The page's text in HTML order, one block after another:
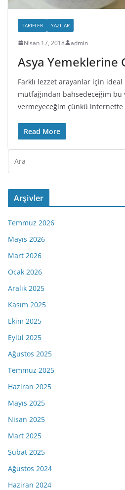
TARIFLER YAZILAR
Nisan 17, 2018 admin
Asya Yemeklerine
Farklı lezzet arayanlar için
mutfağından bahsedeceğim bu
vermeyeceğim çünkü internette
Read More
Arşivler
Temmuz 2026
Mayıs 2026
Mart 2026
Ocak 2026
Aralık 2025
Kasım 2025
Ekim 2025
Eylül 2025
Ağustos 2025
Temmuz 2025
Haziran 2025
Mayıs 2025
Nisan 2025
Mart 2025
Şubat 2025
Ağustos 2024
Haziran 2024